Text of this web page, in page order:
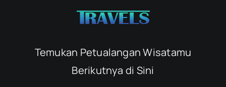
Temukan Petualangan Wisatamu
Berikutnya di Sini